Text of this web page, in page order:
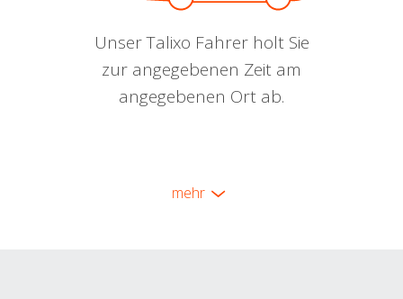
Unser Talixo Fahrer holt Sie
zur angegebenen Zeit am
angegebenen Ort ab.
mehr